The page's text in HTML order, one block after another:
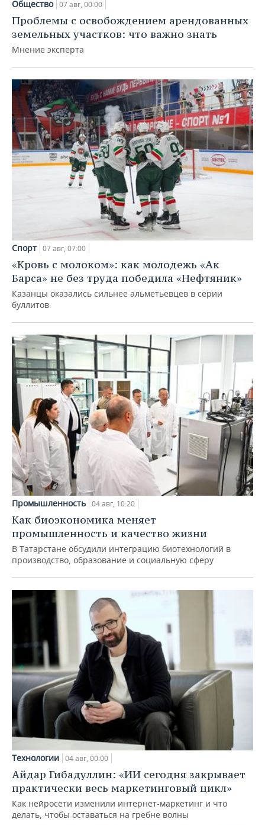
Общество 07 авг, 00:00
Проблемы с освобождением арендованных
земельных участков: что важно знать
Мнение эксперта
Спорт 07 авг, 07:00
«Кровь с молоком»: как молодежь «Ак
Барса» не без труда победила «Нефтяник»
Казанцы оказались сильнее альметьевцев в серии
буллитов
Промышленность 04 авг, 10:20
Как биоэкономика меняет
промышленность и качество жизни
В Татарстане обсудили интеграцию биотехнологий в
производство, образование и социальную сферу
Технологии 04 авг, 00:00
Айдар Гибадуллин: «ИИ сегодня закрывает
практически весь маркетинговый цикл»
Как нейросети изменили интернет-маркетинг и что
делать, чтобы оставаться на гребне волны